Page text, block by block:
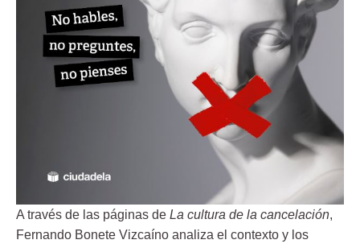
A través de las páginas de La cultura de la cancelación,
Fernando Bonete Vizcaíno analiza el contexto y los